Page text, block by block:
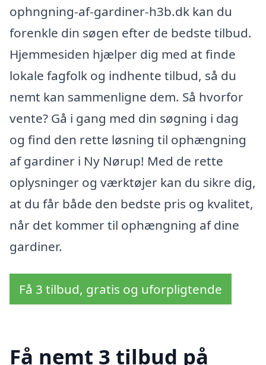
ophngning-af-gardiner-h3b.dk kan du
forenkle din søgen efter de bedste tilbud.
Hjemmesiden hjælper dig med at finde
lokale fagfolk og indhente tilbud, så du
nemt kan sammenligne dem. Så hvorfor
vente? Gå i gang med din søgning i dag
og find den rette løsning til ophængning
af gardiner i Ny Nørup! Med de rette
oplysninger og værktøjer kan du sikre dig,
at du får både den bedste pris og kvalitet,
når det kommer til ophængning af dine
gardiner.
Få 3 tilbud, gratis og uforpligtende
Få nemt 3 tilbud på